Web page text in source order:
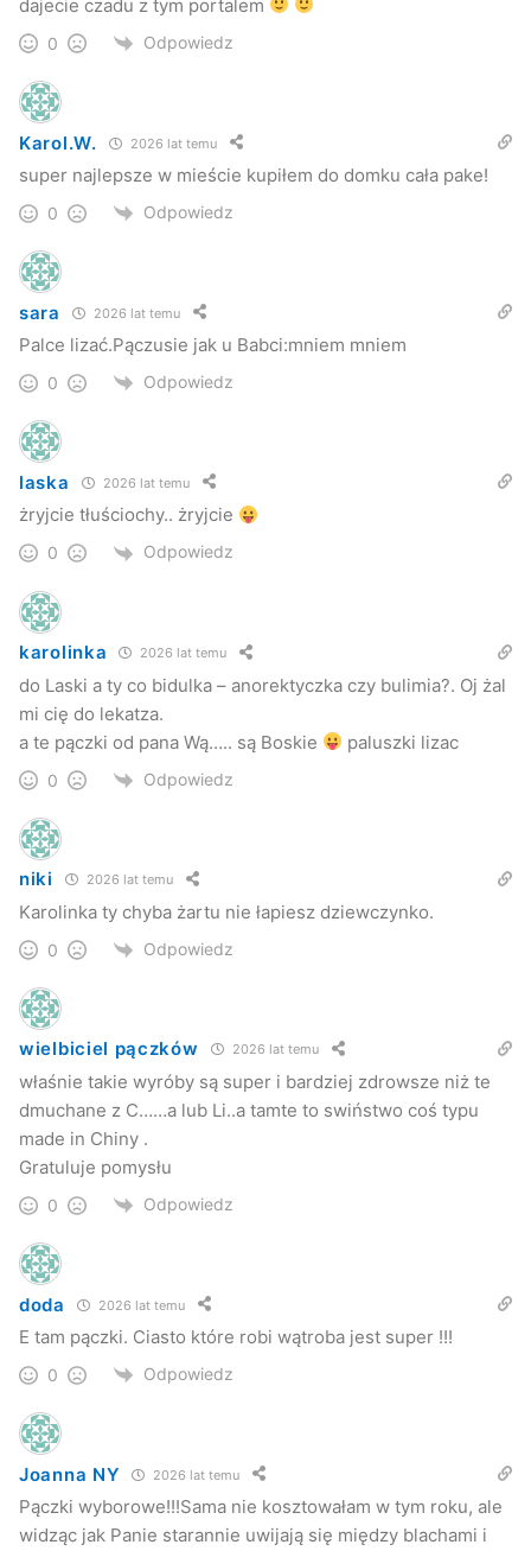
dajecie czadu z tym portalem
0 Odpowiedz
Karol.W. 2026 lat temu
super najlepsze w mieście kupiłem do domku cała pake!
0 Odpowiedz
sara 2026 lat temu
Palce lizać.Pączusie jak u Babci:mniem mniem
0 Odpowiedz
laska 2026 lat temu
żryjcie tłuściochy.. żryjcie
0 Odpowiedz
karolinka 2026 lat temu
do Laski a ty co bidulka – anorektyczka czy bulimia?. Oj żal
mi cię do lekatza.
a te pączki od pana Wą….. są Boskie
paluszki lizac
0 Odpowiedz
niki 2026 lat temu
Karolinka ty chyba żartu nie łapiesz dziewczynko.
0 Odpowiedz
wielbiciel pączków 2026 lat temu
właśnie takie wyróby są super i bardziej zdrowsze niż te
dmuchane z C……a lub Li..a tamte to swiństwo coś typu
made in Chiny .
Gratuluje pomysłu
0 Odpowiedz
doda 2026 lat temu
E tam pączki. Ciasto które robi wątroba jest super !!!
0 Odpowiedz
Joanna NY 2026 lat temu
Pączki wyborowe!!!Sama nie kosztowałam w tym roku, ale
widząc jak Panie starannie uwijają się między blachami i